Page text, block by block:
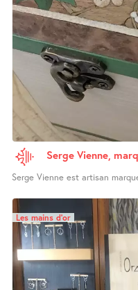
Serge Vienne,
Serge Vienne est artisan
Les mains d’or